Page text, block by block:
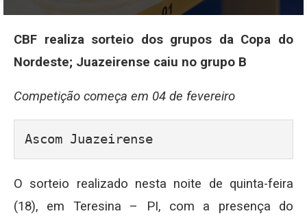
CBF realiza sorteio dos grupos da Copa do
Nordeste; Juazeirense caiu no grupo B
Competição começa em 04 de fevereiro
Ascom Juazeirense
O sorteio realizado nesta noite de quinta-feira
(18), em Teresina – PI, com a presença do